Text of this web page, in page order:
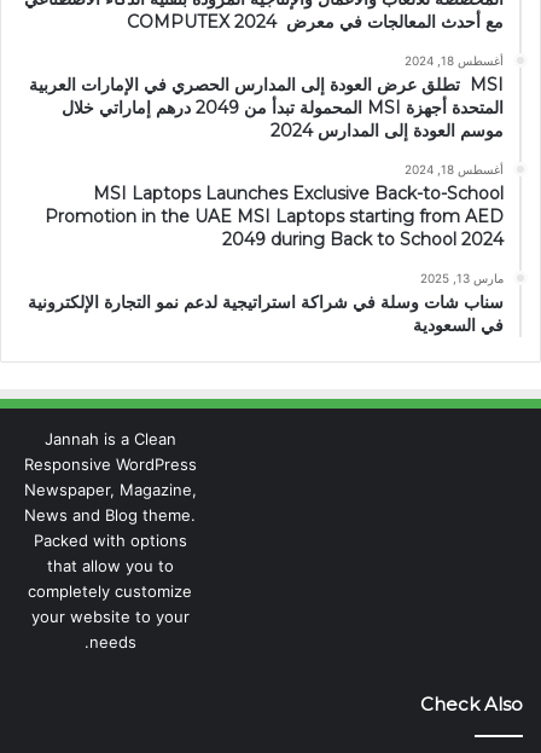
مع أحدث المعالجات في معرض COMPUTEX 2024
أغسطس 18, 2024
MSI تطلق عرض العودة إلى المدارس الحصري في الإمارات العربية
المتحدة أجهزة MSI المحمولة تبدأ من 2049 درهم إماراتي خلال
موسم العودة إلى المدارس 2024
أغسطس 18, 2024
MSI Laptops Launches Exclusive Back-to-School
Promotion in the UAE MSI Laptops starting from AED
2049 during Back to School 2024
مارس 13, 2025
سناب شات وسلة في شراكة استراتيجية لدعم نمو التجارة الإلكترونية
في السعودية
Jannah is a Clean
Responsive WordPress
Newspaper, Magazine,
News and Blog theme.
Packed with options
that allow you to
completely customize
your website to your
needs.
Check Also